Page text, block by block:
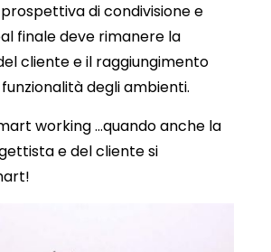
di condivisione e
finale deve rimanere la
cliente e il raggiungimento
degli ambienti.
working …quando anche la
e del cliente si